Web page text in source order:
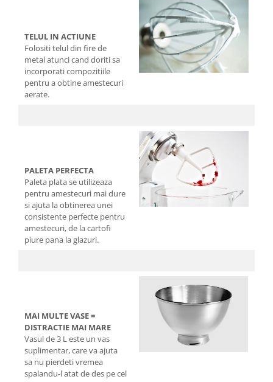
TELUL IN ACTIUNE
Folositi telul din fire de
metal atunci cand doriti sa
incorporati compozitiile
pentru a obtine amestecuri
aerate.
PALETA PERFECTA
Paleta plata se utilizeaza
pentru amestecuri mai dure
si ajuta la obtinerea unei
consistente perfecte pentru
amestecuri, de la cartofi
piure pana la glazuri.
MAI MULTE VASE =
DISTRACTIE MAI MARE
Vasul de 3 L este un vas
suplimentar, care va ajuta
sa nu pierdeti vremea
spalandu-l atat de des pe cel